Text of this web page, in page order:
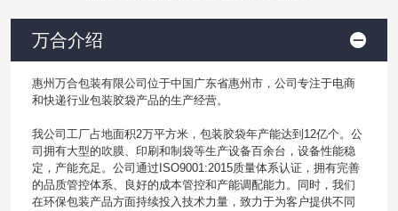
万合介绍
惠州万合包装有限公司位于中国广东省惠州市，公司专注于电商
和快递行业包装胶袋产品的生产经营。
我公司工厂占地面积2万平方米，包装胶袋年产能达到12亿个。公
司拥有大型的吹膜、印刷和制袋等生产设备百余台，设备性能稳
定，产能充足。公司通过ISO9001:2015质量体系认证，拥有完善
的品质管控体系、良好的成本管控和产能调配能力。同时，我们
在环保包装产品方面持续投入技术力量，致力于为客户提供不同